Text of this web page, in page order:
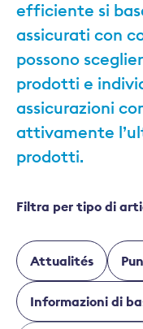
efficiente si
assicurati con
possono
prodotti e
assicurazioni
attivamente
prodotti.
Filtra per tipo di
Attualités
Informazioni di